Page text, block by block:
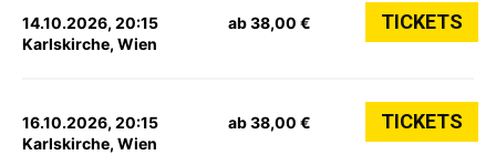
14.10.2026, 20:15
Karlskirche, Wien
ab 38,00 € TICKETS
16.10.2026, 20:15
Karlskirche, Wien
ab 38,00 € TICKETS